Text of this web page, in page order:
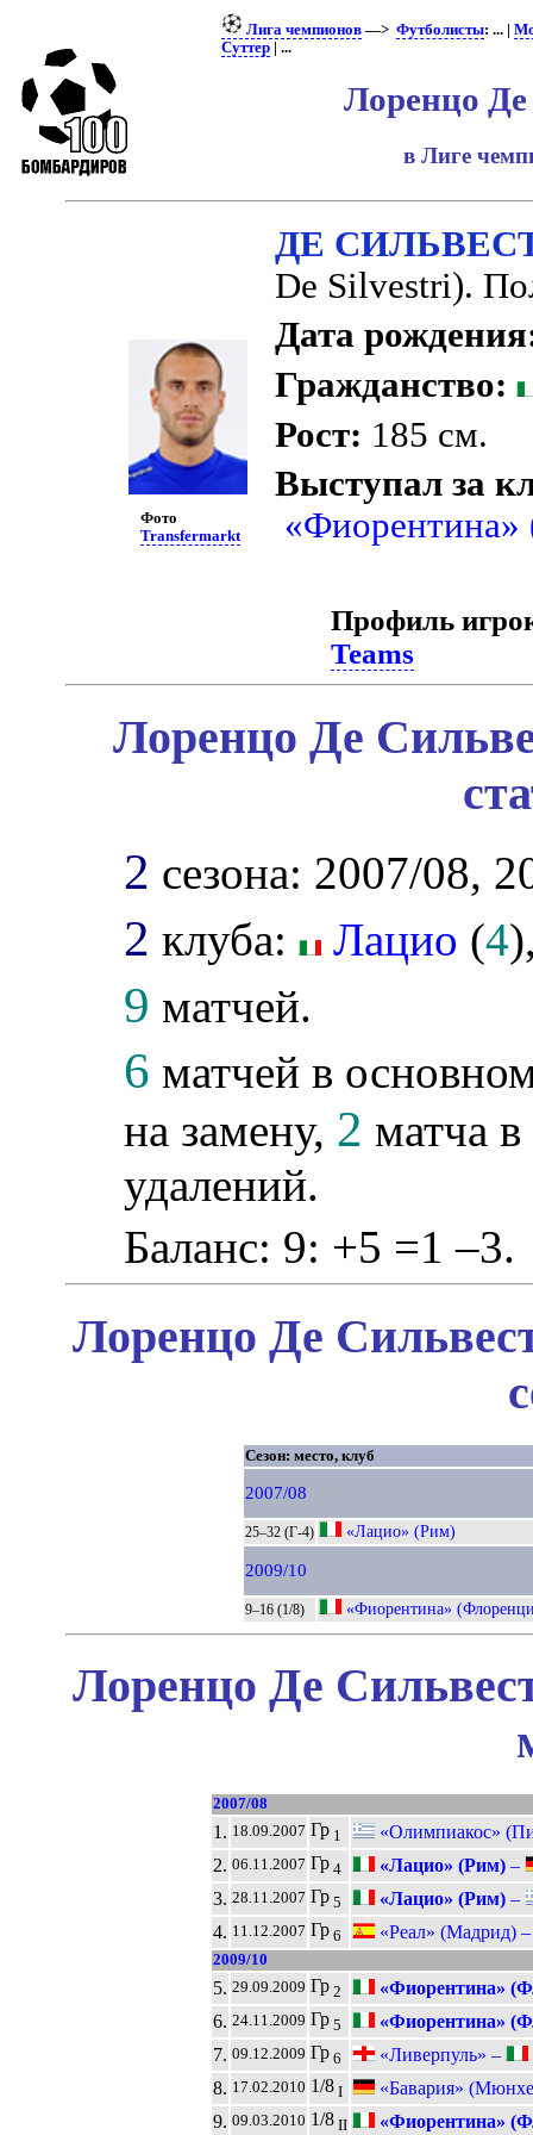
Лига чемпионов—> Футболисты: ... |
Суттер| ...
Лоренцо
в Лиге
Фото
Transfermarkt
ДЕ
De Silvestri).
Дата
Гражданство:
Рост: 185 см.
Выступал за
«Фиорентина»
Профиль
Teams
Лоренцо Де
2 сезона: 2007/08,
2 клуба: Лацио (4
9 матчей.
6 матчей в
на замену, 2 матча
удалений.
Баланс: 9: +5 =1 –3.
Лоренцо Де
Сезон: место, клуб
2007/08
25–32 (Г-4) «Лацио» (Рим)
2009/10
9–16 (1/8) «Фиорентина»
Лоренцо Де
2007/08
1. 18.09.2007 Гр 1
«Олимпиакос»
2. 06.11.2007 Гр 4 «Лацио» (Рим) –
3. 28.11.2007 Гр 5 «Лацио» (Рим) –
4. 11.12.2007 Гр 6 «Реал» (Мадрид)
2009/10
5. 29.09.2009 Гр 2
«Фиорентина»
6. 24.11.2009 Гр 5
«Фиорентина»
7. 09.12.2009 Гр 6 «Ливерпуль» –
8. 17.02.2010 1/8 I
«Бавария»
9. 09.03.2010 1/8 II «Фиорентина»